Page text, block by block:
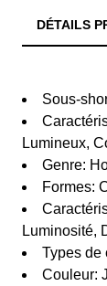
DÉTAILS
Sous-
Lumineux,
Genre:
Formes:
Luminosité,
Types de
Couleur: